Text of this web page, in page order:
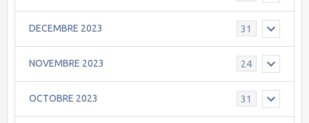
DECEMBRE 2023 31
NOVEMBRE 2023 24
OCTOBRE 2023 31